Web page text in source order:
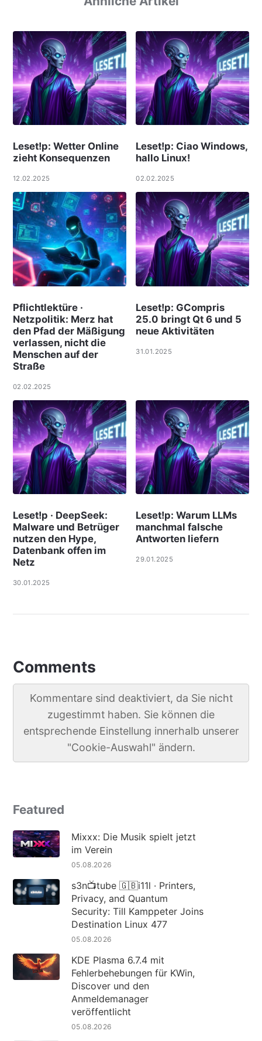
Leset!p: Wetter Online
zieht Konsequenzen
12.02.2025
Leset!p: Ciao Windows,
hallo Linux!
02.02.2025
Pflichtlektüre ·
Netzpolitik: Merz hat
den Pfad der Mäßigung
verlassen, nicht die
Menschen auf der
Straße
02.02.2025
Leset!p: GCompris
25.0 bringt Qt 6 und 5
neue Aktivitäten
31.01.2025
Leset!p · DeepSeek:
Malware und Betrüger
nutzen den Hype,
Datenbank offen im
Netz
30.01.2025
Leset!p: Warum LLMs
manchmal falsche
Antworten liefern
29.01.2025
Comments
Kommentare sind deaktiviert, da Sie nicht
zugestimmt haben. Sie können die
entsprechende Einstellung innerhalb unserer
"Cookie-Auswahl" ändern.
Featured
Mixxx: Die Musik spielt jetzt
im Verein
05.08.2026
s3n📺tube 🇬🇧i11l · Printers,
Privacy, and Quantum
Security: Till Kamppeter Joins
Destination Linux 477
05.08.2026
KDE Plasma 6.7.4 mit
Fehlerbehebungen für KWin,
Discover und den
Anmeldemanager
veröffentlicht
05.08.2026